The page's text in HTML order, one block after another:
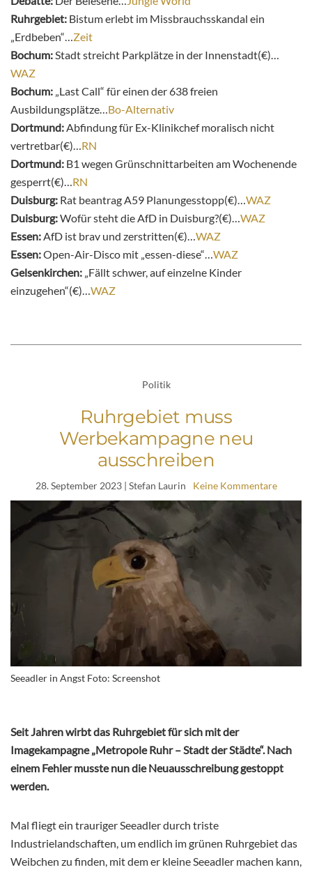
Ruhrgebiet: Bistum erlebt im Missbrauchsskandal ein
„Erdbeben“…Zeit
Bochum:Stadt streicht Parkplätze in der Innenstadt(€)…
WAZ
Bochum: „Last Call“ für einen der 638 freien
Ausbildungsplätze…Bo-Alternativ
Dortmund:Abfindung für Ex-Klinikchef moralisch nicht
vertretbar(€)…RN
Dortmund: B1 wegen Grünschnittarbeiten am Wochenende
gesperrt(€)…RN
Duisburg: Rat beantrag A59 Planungesstopp(€)…WAZ
Duisburg:Wofür steht die AfD in Duisburg?(€)…WAZ
Essen:AfD ist brav und zerstritten(€)…WAZ
Essen:Open-Air-Disco mit „essen-diese“…WAZ
Gelsenkirchen: „Fällt schwer, auf einzelne Kinder
einzugehen“(€)…WAZ
Politik
Ruhrgebiet muss
Werbekampagne neu
ausschreiben
28. September 2023| Stefan Laurin Keine Kommentare
Seeadler in Angst Foto: Screenshot
Seit Jahren wirbt das Ruhrgebiet für sich mit der
Imagekampagne „Metropole Ruhr – Stadt der Städte“. Nach
einem Fehler musste nun die Neuausschreibung gestoppt
werden.
Mal fliegt ein trauriger Seeadler durch triste
Industrielandschaften, um endlich im grünen Ruhrgebiet das
Weibchen zu finden, mit dem er kleine Seeadler machen kann,